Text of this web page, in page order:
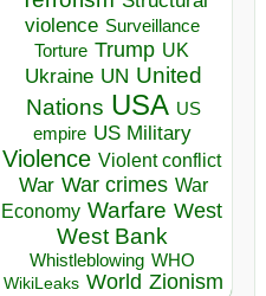
violence Surveillance
Torture Trump UK
Ukraine UN United
Nations USA US
empire US Military
Violence Violent conflict
War War crimes War
Economy Warfare West
West Bank
Whistleblowing WHO
WikiLeaks World Zionism